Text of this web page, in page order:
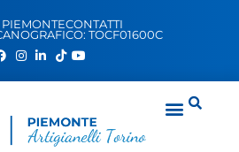
CONTATTI
TOCF01600C